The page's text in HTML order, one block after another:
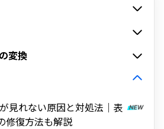
変換
見れない原因と対処法｜表
修復方法も解説